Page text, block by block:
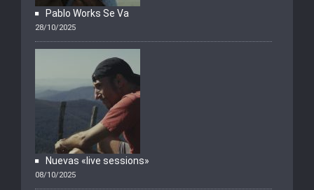
Pablo Works Se Va
28/10/2025
Nuevas «live sessions»
08/10/2025